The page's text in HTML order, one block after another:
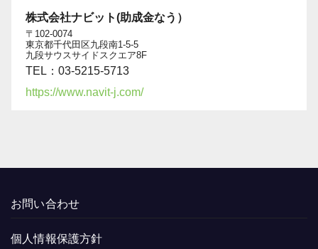
株式会社ナビット(助成金なう）
〒102-0074
東京都千代田区九段南1-5-5
九段サウスサイドスクエア8F
TEL：03-5215-5713
https://www.navit-j.com/
お問い合わせ
個人情報保護方針